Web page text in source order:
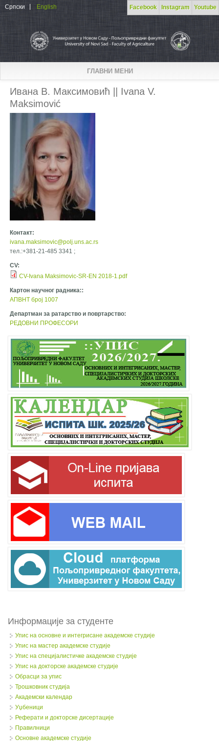
Skip to main content Facebook Instagram Youtube
Српски English
ГЛАВНИ МЕНИ
Ивана В. Максимовић || Ivana V.
Maksimović
Контакт:
ivana.maksimovic@polj.uns.ac.rs
тел.:+381-21-485 3341 ;
CV:
CV-Ivana Maksimovic-SR-EN 2018-1.pdf
Картон научног радника::
АПВНТ број 1007
Департман за ратарство и повртарство:
РЕДОВНИ ПРОФЕСОРИ
Информације за студенте
Упис на основне и интегрисане академске студије
Упис на мастер академске студије
Упис на специјалистичке академске студије
Упис на докторске академске студије
Обрасци за упис
Трошковник студија
Академски календар
Уџбеници
Реферати и докторске дисертације
Правилници
Oсновне академске студије